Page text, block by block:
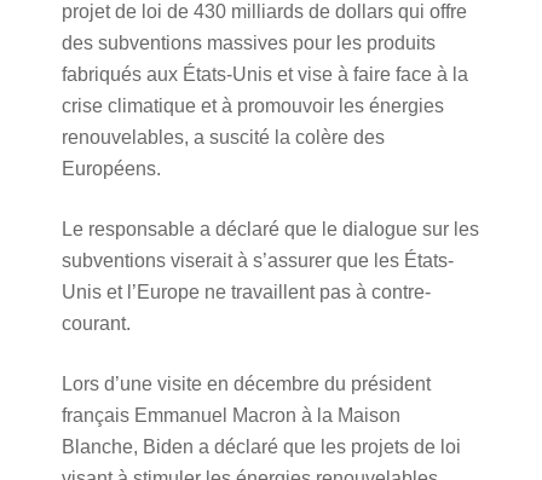
projet de loi de 430 milliards de dollars qui offre
des subventions massives pour les produits
fabriqués aux États-Unis et vise à faire face à la
crise climatique et à promouvoir les énergies
renouvelables, a suscité la colère des
Européens.
Le responsable a déclaré que le dialogue sur les
subventions viserait à s’assurer que les États-
Unis et l’Europe ne travaillent pas à contre-
courant.
Lors d’une visite en décembre du président
français Emmanuel Macron à la Maison
Blanche, Biden a déclaré que les projets de loi